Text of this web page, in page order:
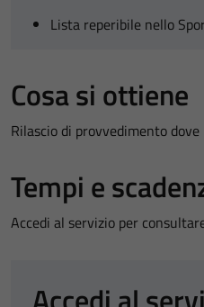
Lista reperibile nello
Cosa si ottiene
Rilascio di provvedimento
Tempi e
Accedi al servizio per